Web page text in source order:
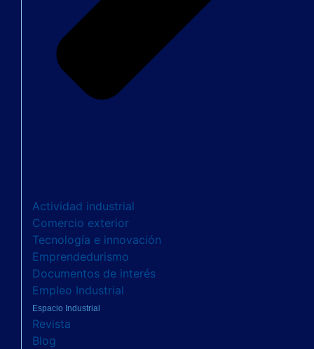
Actividad industrial
Comercio exterior
Tecnología e innovación
Emprendedurismo
Documentos de interés
Empleo Industrial
Espacio Industrial
Revista
Blog